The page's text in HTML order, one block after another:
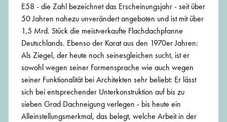
E58 - die Zahl bezeichnet das Erscheinungsjahr - seit über
50 Jahren nahezu unverändert angeboten und ist mit über
1,5 Mrd. Stück die meistverkaufte Flachdachpfanne
Deutschlands. Ebenso der Karat aus den 1970er Jahren:
Als Ziegel, der heute noch seinesgleichen sucht, ist er
sowohl wegen seiner Formensprache wie auch wegen
seiner Funktionalität bei Architekten sehr beliebt: Er lässt
sich bei entsprechender Unterkonstruktion auf bis zu
sieben Grad Dachneigung verlegen - bis heute ein
Alleinstellungsmerkmal, das belegt, welche Arbeit in der